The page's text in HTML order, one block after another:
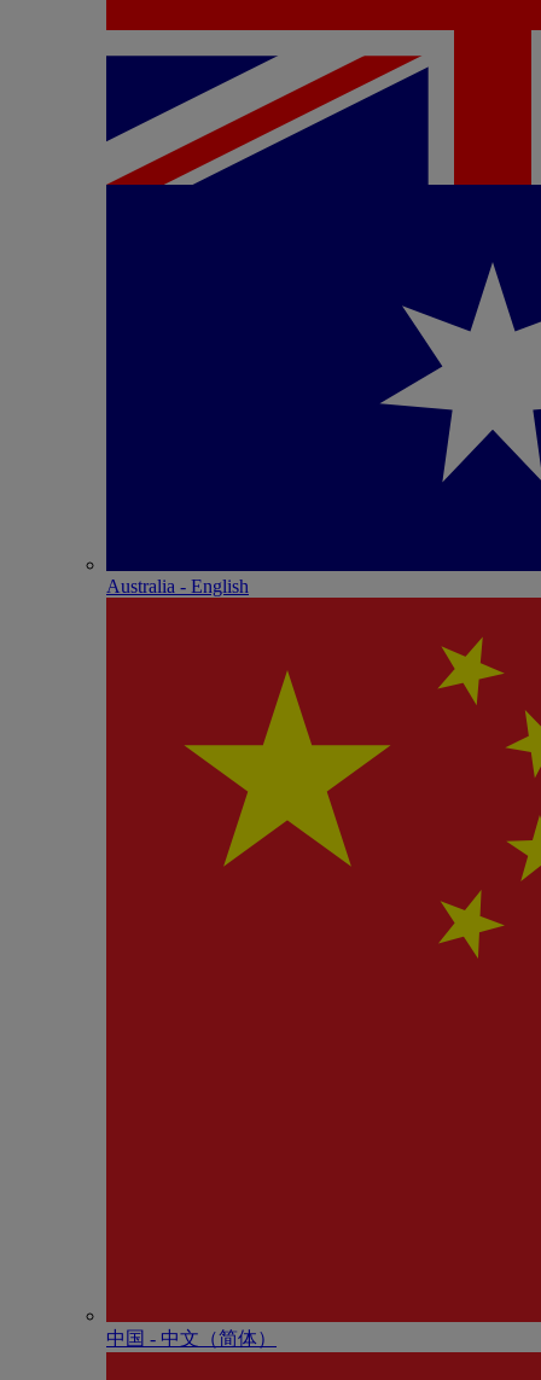
Australia - English
中国 - 中⽂（简体）